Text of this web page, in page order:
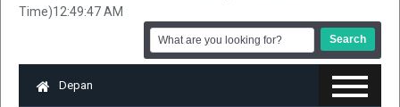
Time)12:49:47 AM
Depan